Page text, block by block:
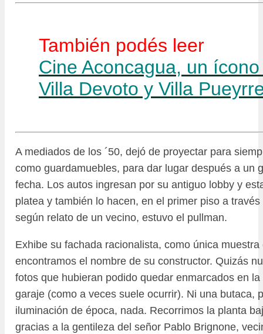
También podés leer
Cine Aconcagua, un
Villa Devoto y Villa
A mediados de los ´50, dejó de proyectar para
como guardamuebles, para dar lugar después a un
fecha. Los autos ingresan por su antiguo lobby y
platea y también lo hacen, en el primer piso a
según relato de un vecino, estuvo el pullman.
Exhibe su fachada racionalista, como única
encontramos el nombre de su constructor. Quizás
fotos que hubieran podido quedar enmarcados en
garaje (como a veces suele ocurrir). Ni una butaca,
iluminación de época, nada. Recorrimos la planta
gracias a la gentileza del señor Pablo Brignone,